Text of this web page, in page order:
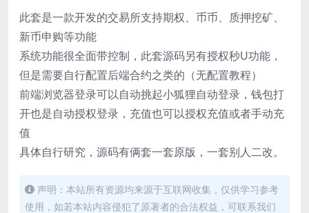
此套是一款开发的交易所支持期权、币币、质押挖矿、
新币申购等功能
系统功能很全面带控制，此套源码另有授权秒U功能，
但是需要自行配置后端合约之类的（无配置教程）
前端浏览器登录可以自动挑起小狐狸自动登录，钱包打
开也是自动授权登录，充值也可以授权充值或者手动充
值
具体自行研究，源码有俩套一套原版，一套别人二改。
声明：本站所有资源均来源于互联网收集，仅供学习参考
使用，如若本站内容侵犯了原著者的合法权益，可联系我们